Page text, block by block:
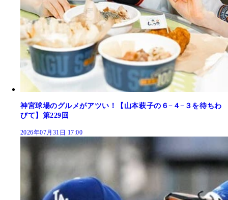
神宮球場のグルメがアツい！【山本萩子の６−４−３を待ちわ
びて】第229回
2026年07月31日 17:00